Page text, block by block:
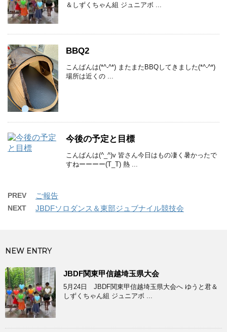
＆しずくちゃん組 ジュニアボ ...
BBQ2
こんばんは(*^-^*) またまたBBQしてきました(*^-^*)
場所は近くの ...
今後の予定と目標
こんばんは(^_^)v 皆さん今日はもの凄く暑かったで
すねーーーー(T_T) 熱 ...
PREV ご報告
NEXT JBDFソロダンス＆東部ジュブナイル競技会
NEW ENTRY
JBDF関東甲信越埼玉県大会
5月24日 JBDF関東甲信越埼玉県大会へ ゆうと君＆
しずくちゃん組 ジュニアボ ...